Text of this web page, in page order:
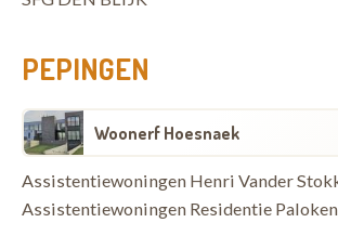
PEPINGEN
Woonerf Hoesnaek
Assistentiewoningen Henri Vander
Assistentiewoningen Residentie Paloken